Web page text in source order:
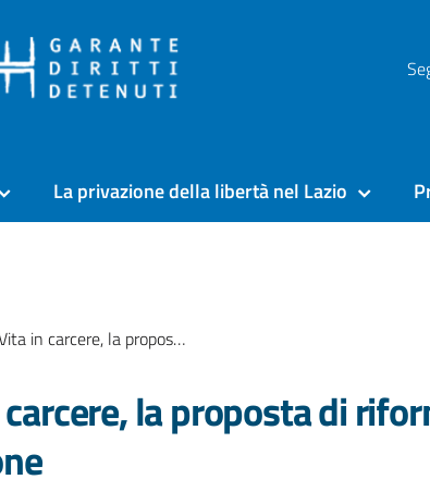
La privazione della libertà nel Lazio
in carcere, la proposta di riforma di Antigone
la proposta di